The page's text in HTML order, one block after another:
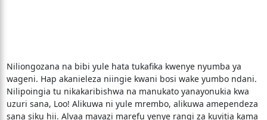
Niliongozana na bibi yule hata tukafika kwenye nyumba ya
wageni. Hap akanieleza niingie kwani bosi wake yumbo ndani.
Nilipoingia tu nikakaribishwa na manukato yanayonukia kwa
uzuri sana, Loo! Alikuwa ni yule mrembo, alikuwa amependeza
sana siku hii. Alvaa mavazi marefu yenye rangi za kuvitia kama